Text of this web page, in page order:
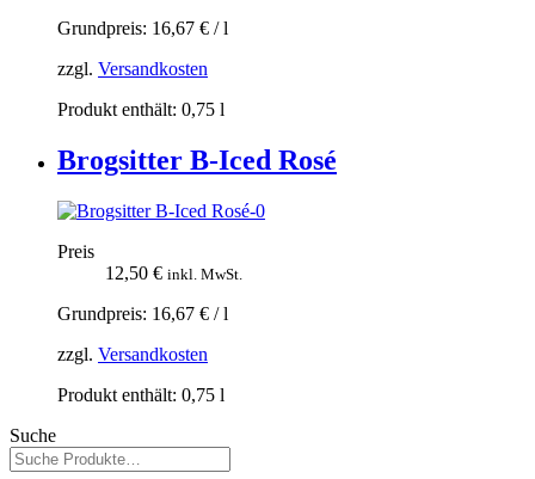
Grundpreis: 16,67 € /l
zzgl. Versandkosten
Produkt enthält: 0,75 l
Brogsitter B-Iced Rosé
Preis
12,50 € inkl. MwSt.
Grundpreis: 16,67 € /l
zzgl. Versandkosten
Produkt enthält: 0,75 l
Suche